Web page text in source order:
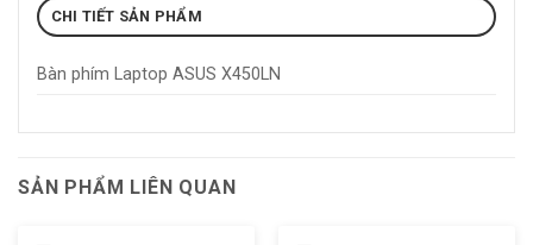
CHI TIẾT SẢN PHẨM
Bàn phím Laptop ASUS X450LN
SẢN PHẨM LIÊN QUAN